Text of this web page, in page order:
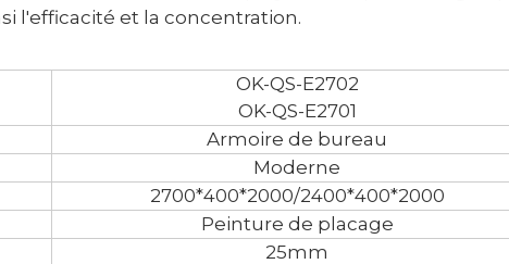
l'efficacité et la concentration.
OK-QS-E2702
OK-QS-E2701
Armoire de bureau
Moderne
2700*400*2000/2400*400*2000
Peinture de placage
25mm